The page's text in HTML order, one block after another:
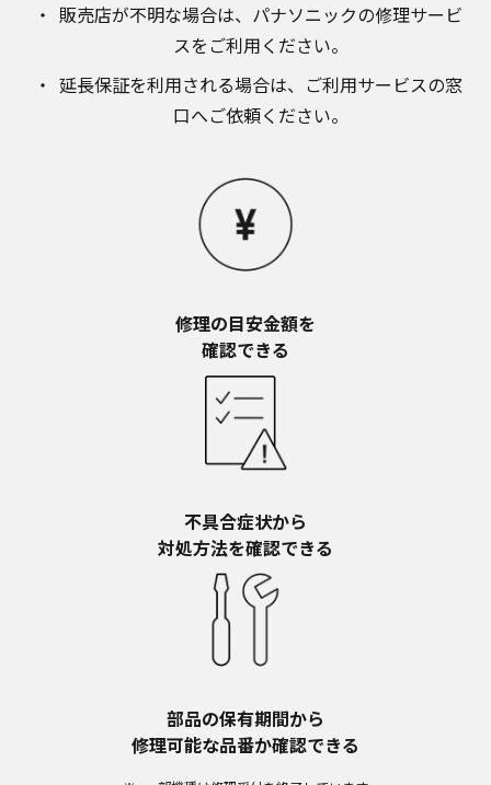
書は、原則として商品が発売された当初のものを
掲載しています。したがいまして、会社名やお客
があります。また、本ウェブサイトに公開されて
いる説明書の記載内容と、お客様がお持ちの商品
いる取扱説明書の内容とお手持ちの商品の仕様に
相違がある場合は、ご購入店、お近くの当社商品
の取扱店、または当社サービス会社に直接お問い
合わせください。また、商品に同梱される取扱説
明書が改訂されている場合、当社の選択により、
ウェブサイトに掲載する場合もあります。ただ
し、本ウェブサイトに公開されている取扱説明書
は、商品本体に同梱する取扱説明書の変更の度に
修正・更新するものではありません。
商品には、取扱説明書を補足する操作ガイドなど
の印刷物が同梱されていることがありますが、本
ウェブサイトではそれらの印刷物は公開しており
商品ご使用時の安全上のご注意については、取扱
説明書に記載または別途同梱の別紙にてお客様に
ご提供しておりますが、本ウェブサイトでは別紙
にて提供している情報は公開しておりません。
取扱説明書中に記載する安全上のご注意は、法的
開されている取扱説明書に記載の安全上のご注意
についてのご質問等がありましたら、ご購入店、
販売店が不明な場合は、​パナソニックの修理サービ
スをご利用ください。​
延長保証を利用される場合は、​ご利用サービスの窓
口へご依頼ください。
修理の目安金額を​
確認できる
不具合症状から​
対処方法を確認できる
部品の保有期間から​
修理可能な品番か確認できる